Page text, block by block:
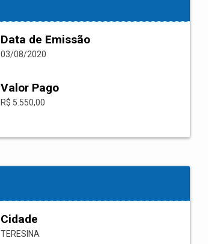
Data de Emissão
03/08/2020
Valor Pago
R$ 5.550,00
Cidade
TERESINA